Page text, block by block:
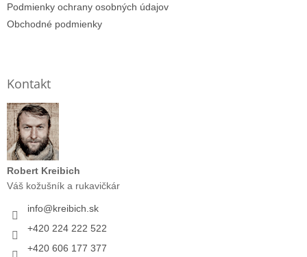
Podmienky ochrany osobných údajov
Obchodné podmienky
Kontakt
Robert Kreibich
Váš kožušník a rukavičkár
info@kreibich.sk
+420 224 222 522
+420 606 177 377